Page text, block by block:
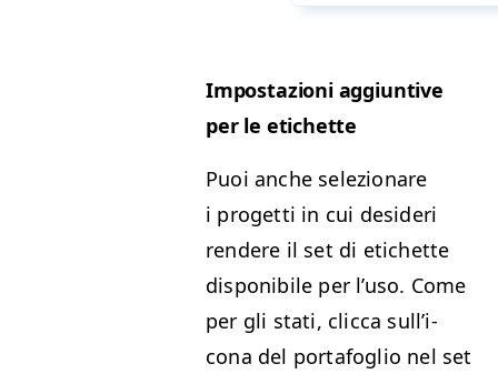
Impostazioni aggiun­tive
per le etichette
Puoi anche selezionare
i prog­et­ti in cui desideri
ren­dere il set di etichette
disponi­bile per l’u­so. Come
per gli sta­ti, clic­ca sul­l’i­
cona del portafoglio nel set